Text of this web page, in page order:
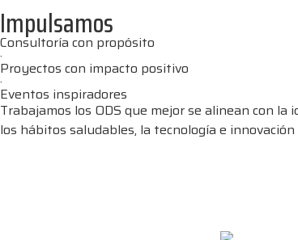
Impulsamos
Consultoría con propósito
·
Proyectos con impacto positivo
·
Eventos inspiradores
Trabajamos los ODS que mejor se alinean con
los hábitos saludables, la tecnología e